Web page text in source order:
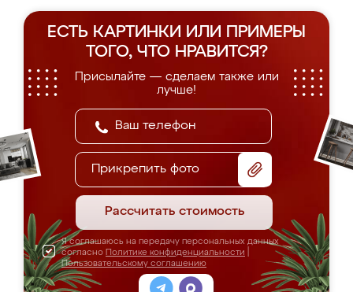
ЕСТЬ КАРТИНКИ ИЛИ ПРИМЕРЫ
ТОГО, ЧТО НРАВИТСЯ?
Присылайте — сделаем также или
лучше!
Прикрепить фото
Рассчитать стоимость
Я соглашаюсь на передачу персональных данных
согласно Политике конфиденциальности
Пользовательскому соглашению